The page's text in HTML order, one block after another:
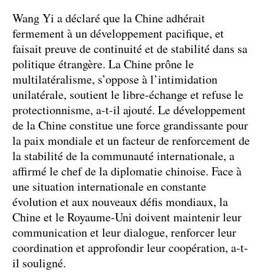
Wang Yi a déclaré que la Chine adhérait
fermement à un développement pacifique, et
faisait preuve de continuité et de stabilité dans sa
politique étrangère. La Chine prône le
multilatéralisme, s’oppose à l’intimidation
unilatérale, soutient le libre-échange et refuse le
protectionnisme, a-t-il ajouté. Le développement
de la Chine constitue une force grandissante pour
la paix mondiale et un facteur de renforcement de
la stabilité de la communauté internationale, a
affirmé le chef de la diplomatie chinoise. Face à
une situation internationale en constante
évolution et aux nouveaux défis mondiaux, la
Chine et le Royaume-Uni doivent maintenir leur
communication et leur dialogue, renforcer leur
coordination et approfondir leur coopération, a-t-
il souligné.